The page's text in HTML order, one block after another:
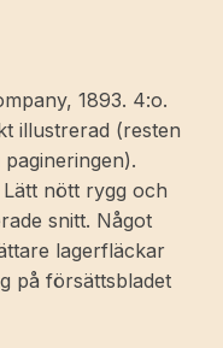
1893. 4:o.
illustrerad (resten
nött rygg och
snitt. Något
lagerfläckar
på försättsbladet